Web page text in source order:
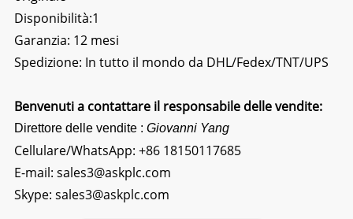
Disponibilità:1
Garanzia: 12 mesi
Spedizione: In tutto il mondo da DHL/Fedex/TNT/UPS
Benvenuti a contattare il responsabile delle vendite:
Direttore delle vendite : Giovanni Yang
Cellulare/WhatsApp: +86 18150117685
E-mail: sales3@askplc.com
Skype: sales3@askplc.com